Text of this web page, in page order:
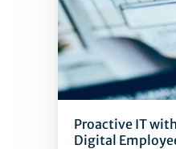
Proactive IT
Digital